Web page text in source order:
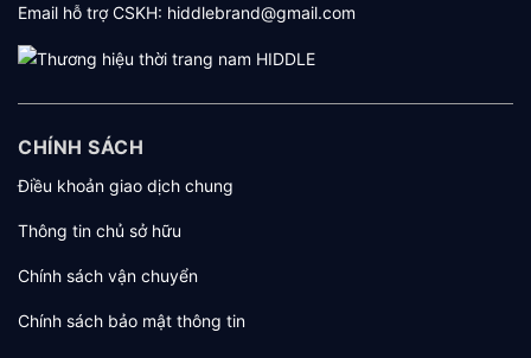
Email hỗ trợ CSKH: hiddlebrand@gmail.com
CHÍNH SÁCH
Điều khoản giao dịch chung
Thông tin chủ sở hữu
Chính sách vận chuyển
Chính sách bảo mật thông tin